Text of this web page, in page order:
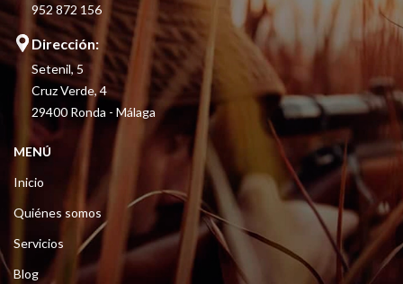
952 872 156
Dirección:
Setenil, 5
Cruz Verde, 4
29400 Ronda - Málaga
MENÚ
Inicio
Quiénes somos
Servicios
Blog